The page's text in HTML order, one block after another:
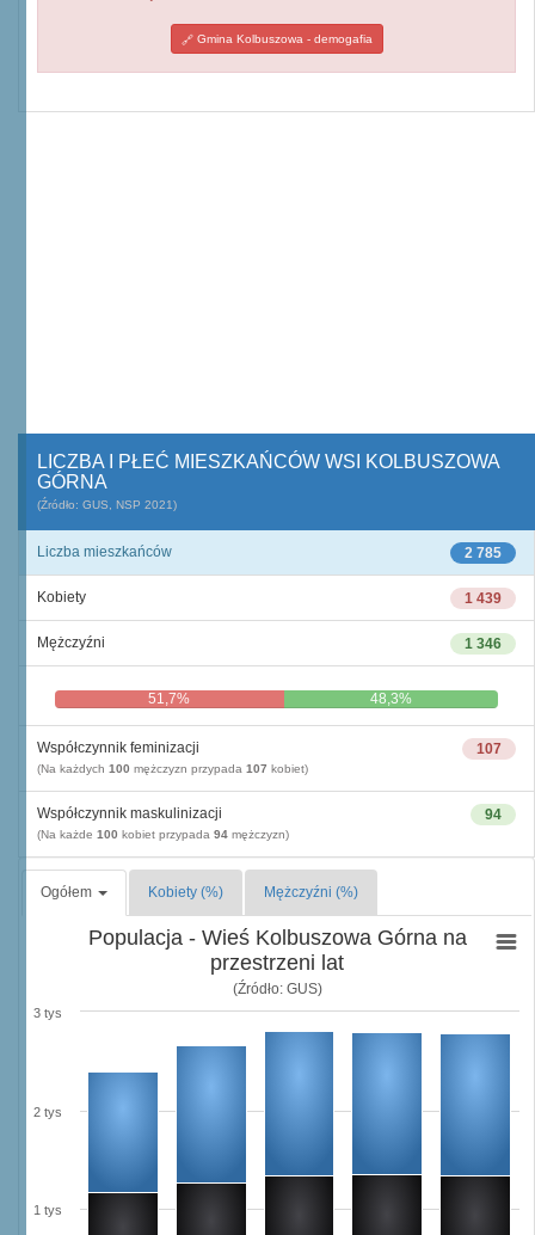
Gmina Kolbuszowa - demogafia
LICZBA I PŁEĆ MIESZKAŃCÓW WSI KOLBUSZOWA
GÓRNA
(Źródło: GUS, NSP 2021)
2 785
Liczba mieszkańców
1 439
Kobiety
1 346
Mężczyźni
51,7% 48,3%
107
Współczynnik feminizacji
(Na każdych 100 mężczyzn przypada 107 kobiet)
94
Współczynnik maskulinizacji
(Na każde 100 kobiet przypada 94 mężczyzn)
Ogółem Kobiety (%) Mężczyźni (%)
Populacja - Wieś Kolbuszowa Górna na
przestrzeni lat
(Źródło: GUS)
1 tys
2 tys
3 tys